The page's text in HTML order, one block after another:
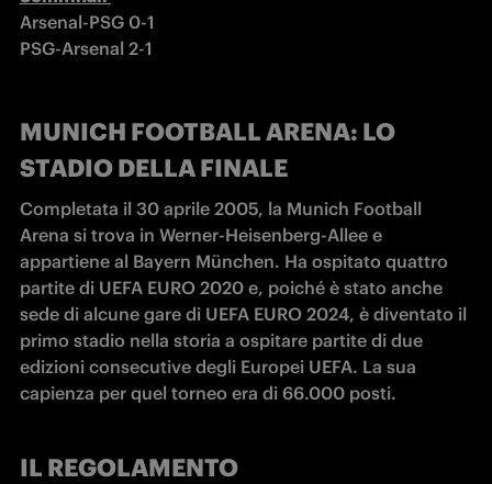
Arsenal-PSG 0-1
PSG-Arsenal 2-1
MUNICH FOOTBALL ARENA: LO
STADIO DELLA FINALE
Completata il 30 aprile 2005, la Munich Football
Arena si trova in Werner-Heisenberg-Allee e
appartiene al Bayern München. Ha ospitato quattro
partite di UEFA EURO 2020 e, poiché è stato anche
sede di alcune gare di UEFA EURO 2024, è diventato il
primo stadio nella storia a ospitare partite di due
edizioni consecutive degli Europei UEFA. La sua
capienza per quel torneo era di 66.000 posti.
IL REGOLAMENTO